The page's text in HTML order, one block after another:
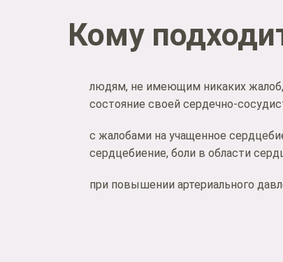
Кому
людям, не имеющим никаких
состояние своей сердечно-
с жалобами на учащенное
сердцебиение, боли в области
при повышении артериального